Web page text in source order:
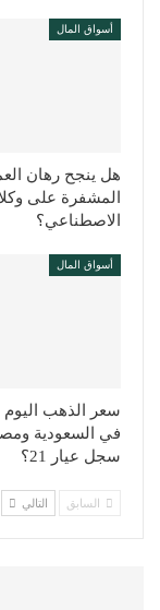
أسواق المال
هل ينجح رهان
المشفرة على
الاصطناعي؟
أسواق المال
سعر الذهب
في السعودية
سجل عيار 21؟
السابق التالي